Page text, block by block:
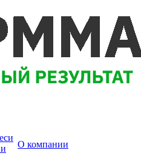
О компании